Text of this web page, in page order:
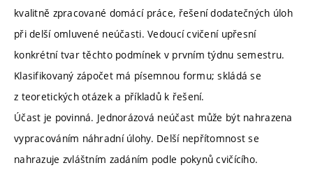
kvalitně zpracované domácí práce, řešení dodatečných úloh
při delší omluvené neúčasti. Vedoucí cvičení upřesní
konkrétní tvar těchto podmínek v prvním týdnu semestru.
Klasifikovaný zápočet má písemnou formu; skládá se
z teoretických otázek a příkladů k řešení.
Účast je povinná. Jednorázová neúčast může být nahrazena
vypracováním náhradní úlohy. Delší nepřítomnost se
nahrazuje zvláštním zadáním podle pokynů cvičícího.